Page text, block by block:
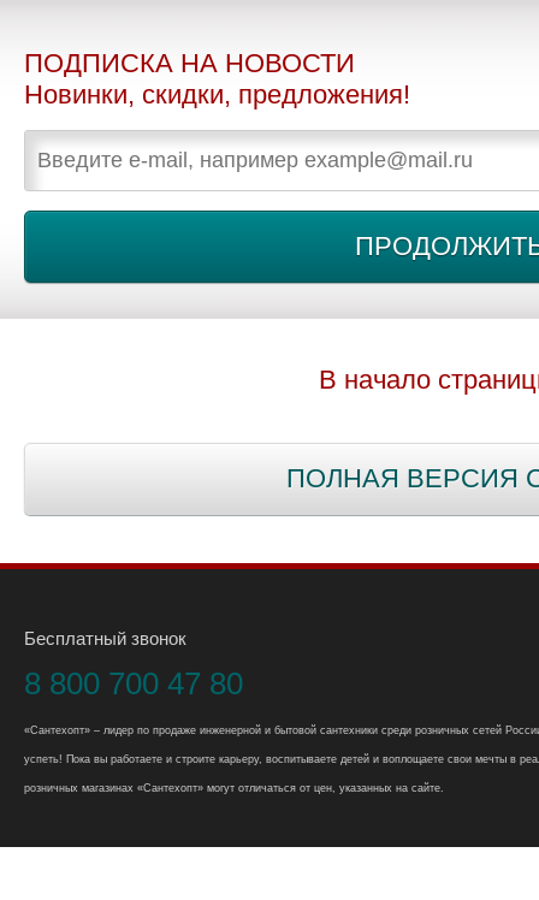
ПОДПИСКА НА НОВОСТИ
Новинки, скидки, предложения!
В начало
ПОЛНАЯ ВЕРСИЯ
Бесплатный звонок
8 800 700 47 80
«Сантехопт» – лидер по продаже инженерной и бытовой сантехники среди розничных сетей
успеть! Пока вы работаете и строите карьеру, воспитываете детей и воплощаете свои мечты в
розничных магазинах «Сантехопт» могут отличаться от цен, указанных на сайте.